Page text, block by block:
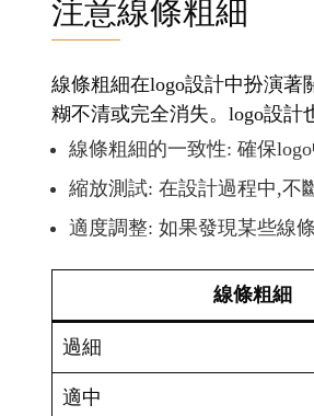
注意線條粗細
線條粗細在logo設計中扮演著
糊不清或完全消失。logo設計
線條粗細的一致性: 確保
縮放測試: 在設計過程中,不
適度調整: 如果發現某些線
線條粗細
過細
適中